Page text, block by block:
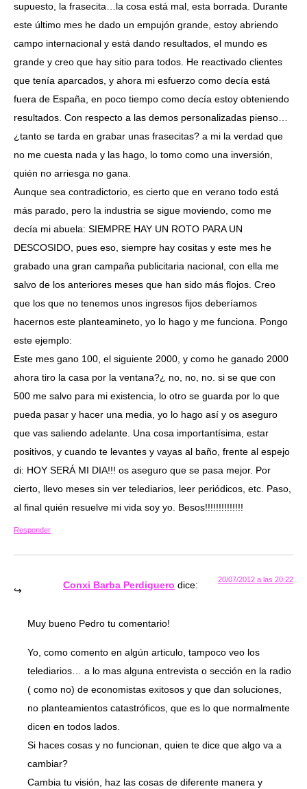
supuesto, la frasecita…la cosa está mal, esta borrada. Durante
este último mes he dado un empujón grande, estoy abriendo
campo internacional y está dando resultados, el mundo es
grande y creo que hay sitio para todos. He reactivado clientes
que tenía aparcados, y ahora mi esfuerzo como decía está
fuera de España, en poco tiempo como decía estoy obteniendo
resultados. Con respecto a las demos personalizadas pienso…
¿tanto se tarda en grabar unas frasecitas? a mi la verdad que
no me cuesta nada y las hago, lo tomo como una inversión,
quién no arriesga no gana.
Aunque sea contradictorio, es cierto que en verano todo está
más parado, pero la industria se sigue moviendo, como me
decía mi abuela: SIEMPRE HAY UN ROTO PARA UN
DESCOSIDO, pues eso, siempre hay cositas y este mes he
grabado una gran campaña publicitaria nacional, con ella me
salvo de los anteriores meses que han sido más flojos. Creo
que los que no tenemos unos ingresos fijos deberíamos
hacernos este planteamineto, yo lo hago y me funciona. Pongo
este ejemplo:
Este mes gano 100, el siguiente 2000, y como he ganado 2000
ahora tiro la casa por la ventana?¿ no, no, no. si se que con
500 me salvo para mi existencia, lo otro se guarda por lo que
pueda pasar y hacer una media, yo lo hago así y os aseguro
que vas saliendo adelante. Una cosa importantísima, estar
positivos, y cuando te levantes y vayas al baño, frente al espejo
di: HOY SERÁ MI DIA!!! os aseguro que se pasa mejor. Por
cierto, llevo meses sin ver telediarios, leer periódicos, etc. Paso,
al final quién resuelve mi vida soy yo. Besos!!!!!!!!!!!!!!
Responder
Conxi Barba Perdiguero dice:
20/07/2012 a las 20:22
Muy bueno Pedro tu comentario!
Yo, como comento en algún articulo, tampoco veo los
telediarios… a lo mas alguna entrevista o sección en la radio
( como no) de economistas exitosos y que dan soluciones,
no planteamientos catastróficos, que es lo que normalmente
dicen en todos lados.
Si haces cosas y no funcionan, quien te dice que algo va a
cambiar?
Cambia tu visión, haz las cosas de diferente manera y